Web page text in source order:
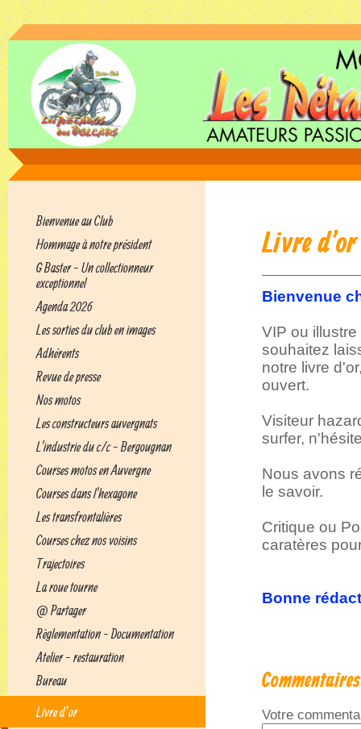
Bienvenue au Club
Hommage à notre président
G Baster - Un collectionneur
exceptionnel
Agenda 2026
Les sorties du club en images
Adhérents
Revue de presse
Nos motos
Les constructeurs auvergnats
L'industrie du c/c - Bergougnan
Courses motos en Auvergne
Courses dans l'hexagone
Les transfrontalières
Courses chez nos voisins
Trajectoires
La roue tourne
@ Partager
Règlementation - Documentation
Atelier - restauration
Bureau
Livre d’or
Livre d'or
Bienvenue
VIP ou
souhaitez
notre livre
ouvert.
Visiteur
surfer,
Nous avons
le savoir.
Critique ou
caratères
Bonne
Commentaires
Votre